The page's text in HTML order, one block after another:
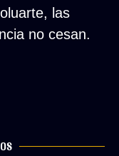
las
no cesan.